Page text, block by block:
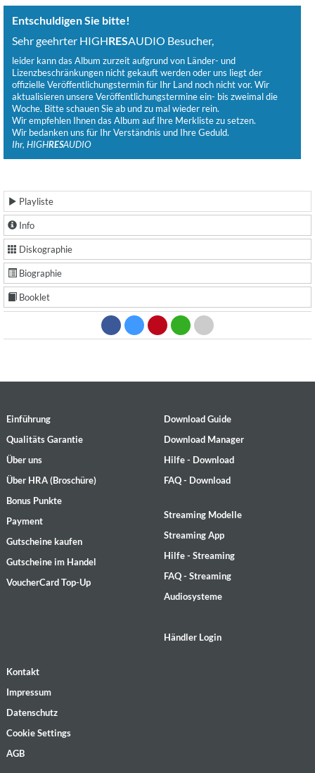
Entschuldigen Sie bitte!
Sehr geehrter HIGHRESAUDIO Besucher,
leider kann das Album zurzeit aufgrund von Länder- und
Lizenzbeschränkungen nicht gekauft werden oder uns liegt der
offizielle Veröffentlichungstermin für Ihr Land noch nicht vor. Wir
aktualisieren unsere Veröffentlichungstermine ein- bis zweimal die
Woche. Bitte schauen Sie ab und zu mal wieder rein.
Wir empfehlen Ihnen das Album auf Ihre Merkliste zu setzen.
Wir bedanken uns für Ihr Verständnis und Ihre Geduld.
Ihr, HIGHRESAUDIO
Playliste
Info
Diskographie
Biographie
Booklet
Einführung
Qualitäts Garantie
Über uns
Über HRA (Broschüre)
Bonus Punkte
Payment
Gutscheine kaufen
Gutscheine im Handel
VoucherCard Top-Up
Download Guide
Download Manager
Hilfe - Download
FAQ - Download
Streaming Modelle
Streaming App
Hilfe - Streaming
FAQ - Streaming
Audiosysteme
Händler Login
Kontakt
Impressum
Datenschutz
Cookie Settings
AGB